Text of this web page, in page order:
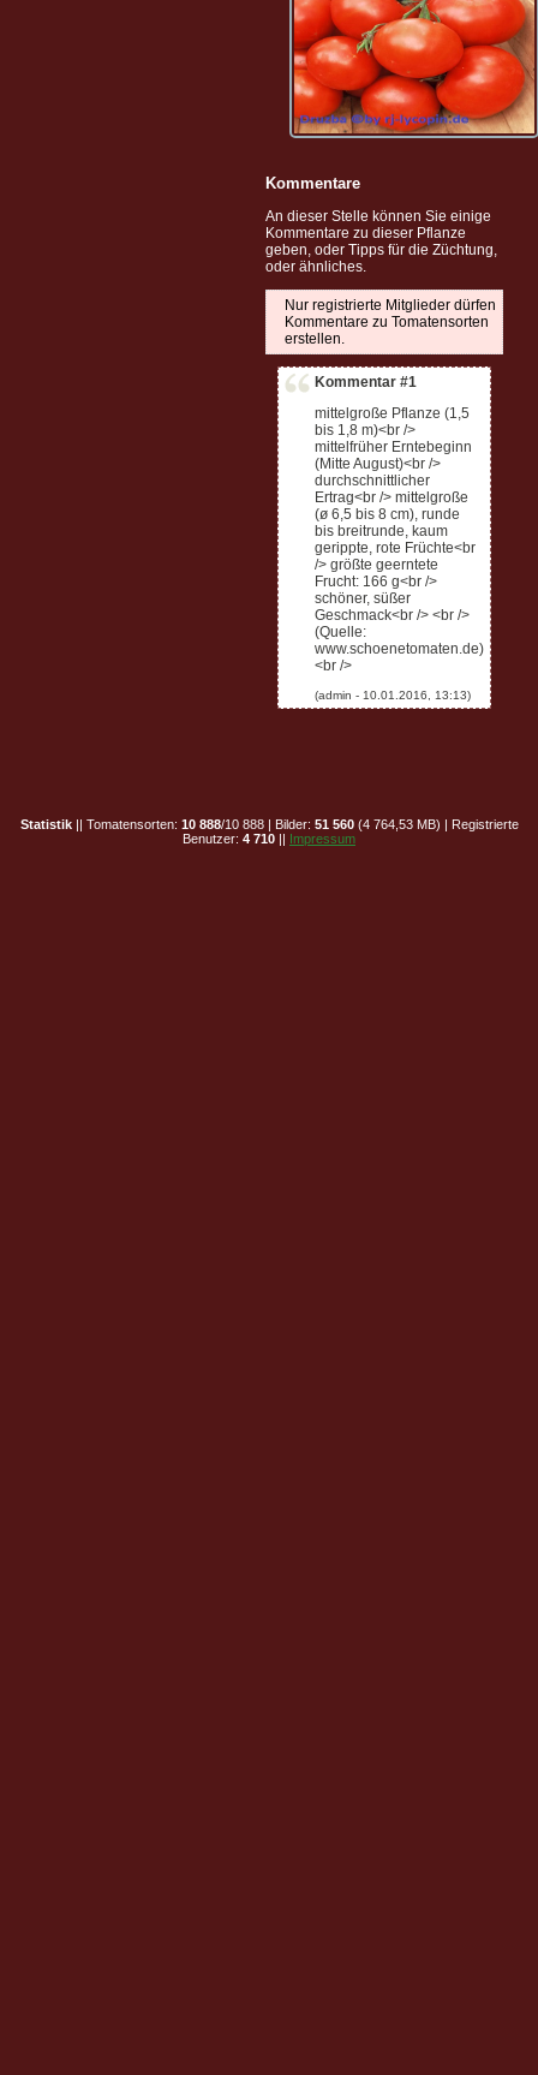
Kommentare
An dieser Stelle können Sie einige
Kommentare zu dieser Pflanze
geben, oder Tipps für die Züchtung,
oder ähnliches.
Nur registrierte Mitglieder dürfen
Kommentare zu Tomatensorten
erstellen.
Kommentar #1
mittelgroße Pflanze (1,5
bis 1,8 m)<br />
mittelfrüher Erntebeginn
(Mitte August)<br />
durchschnittlicher
Ertrag<br /> mittelgroße
(ø 6,5 bis 8 cm), runde
bis breitrunde, kaum
gerippte, rote Früchte<br
/> größte geerntete
Frucht: 166 g<br />
schöner, süßer
Geschmack<br /> <br />
(Quelle:
www.schoenetomaten.de)
<br />
Statistik|| Tomatensorten: 10 888/10 888 | Bilder: 51 560(4 764,53 MB) | Registrierte
Benutzer: 4 710 || Impressum